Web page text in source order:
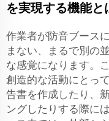
を実現する機能と
作業者が防音ブース
まない、まるで別の
な感覚になります。
創造的な活動にとっ
告書を作成したり、
ングしたりする際に